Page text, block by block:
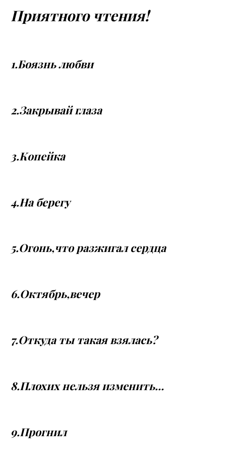
Приятного чтения!
1.Боязнь любви
2.Закрывай глаза
3.Копейка
4.На берегу
5.Огонь,что разжигал сердца
6.Октябрь,вечер
7.Откуда ты такая взялась?
8.Плохих нельзя изменить…
9.Прогнил